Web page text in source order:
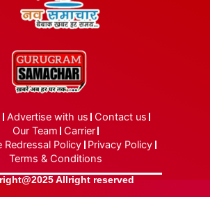
Advertise with us Contact us
Our Team Carrier
Redressal Policy Privacy Policy
Terms & Conditions
Allright reserved